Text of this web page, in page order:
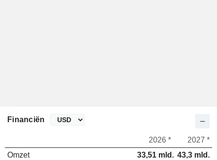
Financiën
2026 *
2027 *
Omzet
33,51 mld. 43,3 mld.